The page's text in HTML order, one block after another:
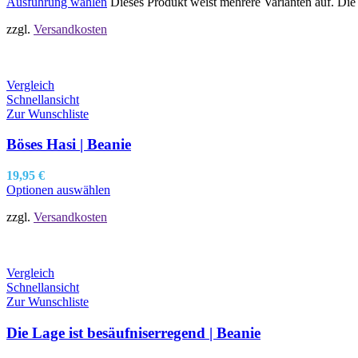
zzgl. Versandkosten
Vergleich
Schnellansicht
Zur Wunschliste
Böses Hasi | Beanie
19,95 €
Optionen auswählen
zzgl. Versandkosten
Vergleich
Schnellansicht
Zur Wunschliste
Die Lage ist besäufniserregend | Beanie